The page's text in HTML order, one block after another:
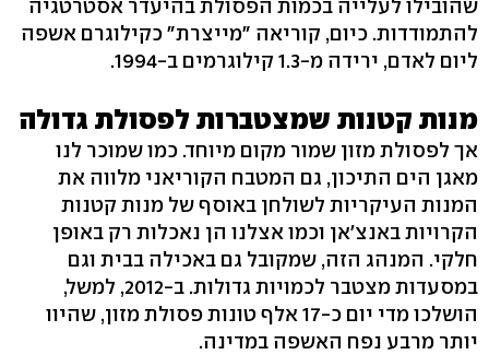
שהובילו לעלייה בכמות הפסולת בהיעדר אסטרטגיה
להתמודדות. כיום, קוריאה "מייצרת" כקילוגרם אשפה
ליום לאדם, ירידה מ-1.3 קילוגרמים ב-1994.
מנות קטנות שמצטברות לפסולת גדולה
אך לפסולת מזון שמור מקום מיוחד. כמו שמוכר לנו
מאגן הים התיכון, גם המטבח הקוריאני מלווה את
המנות העיקריות לשולחן באוסף של מנות קטנות
הקרויות באנצ'אן וכמו אצלנו הן נאכלות רק באופן
חלקי. המנהג הזה, שמקובל גם באכילה בבית וגם
במסעדות מצטבר לכמויות גדולות. ב-2012, למשל,
הושלכו מדי יום כ-17 אלף טונות פסולת מזון, שהיוו
יותר מרבע נפח האשפה במדינה.